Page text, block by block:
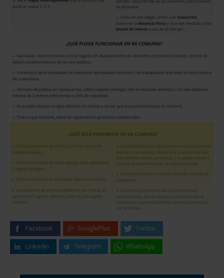
Facebook GooglePlus Twitter
Linkedin Telegram WhatsApp